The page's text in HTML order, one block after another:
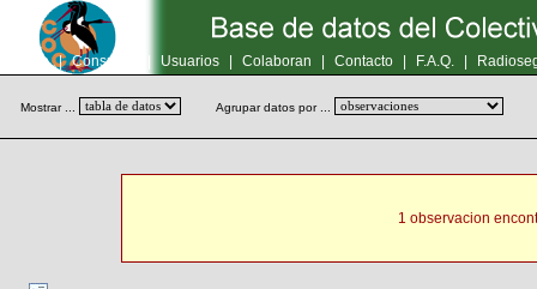
Inicio | Consultas Usuarios Colaboran Contacto F.A.Q.
Mostrar ... Agrupar datos por ...
1 observacion